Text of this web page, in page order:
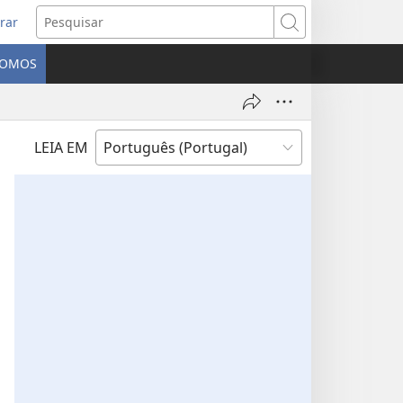
Pesquisar
LEIA EM